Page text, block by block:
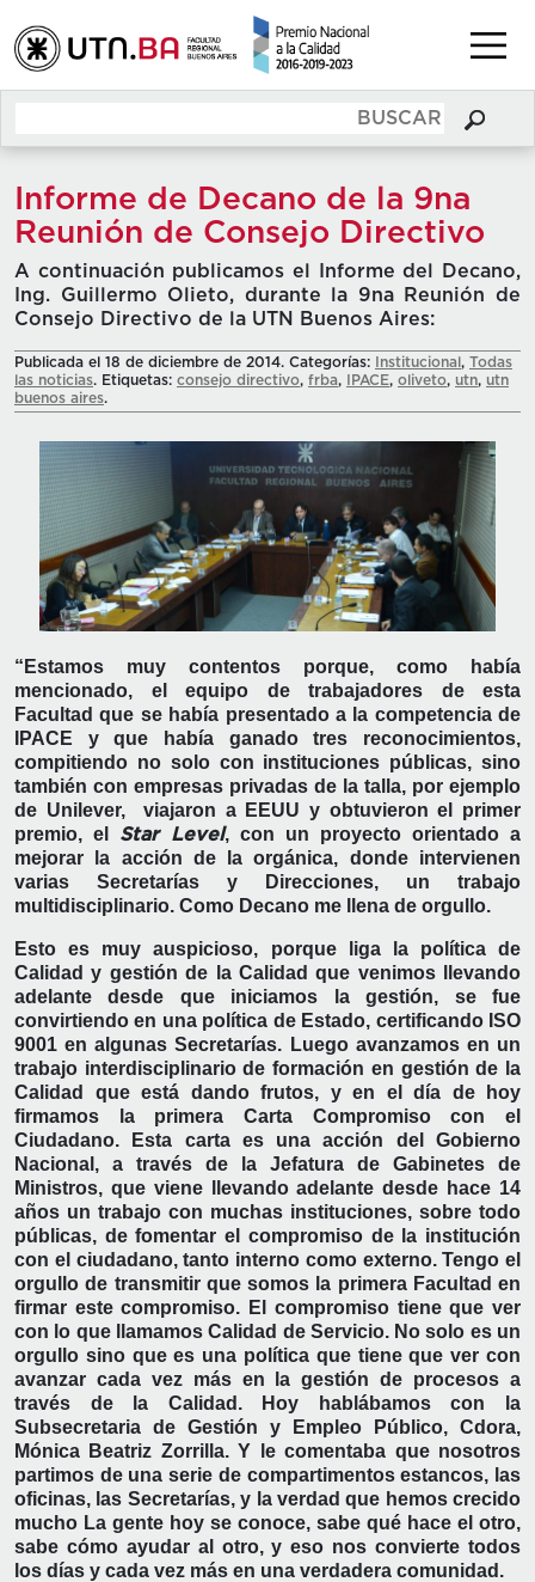
Informe de Decano de la 9na
Reunión de Consejo Directivo
A continuación publicamos el Informe del Decano,
Ing. Guillermo Olieto, durante la 9na Reunión de
Consejo Directivo de la UTN Buenos Aires:
Publicada el 18 de diciembre de 2014. Categorías: Institucional , Todas
las noticias. Etiquetas: consejo directivo, frba, IPACE, oliveto, utn, utn
buenos aires.
“Estamos muy contentos porque, como había
mencionado, el equipo de trabajadores de esta
Facultad que se había presentado a la competencia de
IPACE y que había ganado tres reconocimientos,
compitiendo no solo con instituciones públicas, sino
también con empresas privadas de la talla, por ejemplo
de Unilever, viajaron a EEUU y obtuvieron el primer
premio, el Star Level, con un proyecto orientado a
mejorar la acción de la orgánica, donde intervienen
varias Secretarías y Direcciones, un trabajo
multidisciplinario. Como Decano me llena de orgullo.
Esto es muy auspicioso, porque liga la política de
Calidad y gestión de la Calidad que venimos llevando
adelante desde que iniciamos la gestión, se fue
convirtiendo en una política de Estado, certificando ISO
9001 en algunas Secretarías. Luego avanzamos en un
trabajo interdisciplinario de formación en gestión de la
Calidad que está dando frutos, y en el día de hoy
firmamos la primera Carta Compromiso con el
Ciudadano. Esta carta es una acción del Gobierno
Nacional, a través de la Jefatura de Gabinetes de
Ministros, que viene llevando adelante desde hace 14
años un trabajo con muchas instituciones, sobre todo
públicas, de fomentar el compromiso de la institución
con el ciudadano, tanto interno como externo. Tengo el
orgullo de transmitir que somos la primera Facultad en
firmar este compromiso. El compromiso tiene que ver
con lo que llamamos Calidad de Servicio. No solo es un
orgullo sino que es una política que tiene que ver con
avanzar cada vez más en la gestión de procesos a
través de la Calidad. Hoy hablábamos con la
Subsecretaria de Gestión y Empleo Público, Cdora,
Mónica Beatriz Zorrilla. Y le comentaba que nosotros
partimos de una serie de compartimentos estancos, las
oficinas, las Secretarías, y la verdad que hemos crecido
mucho La gente hoy se conoce, sabe qué hace el otro,
sabe cómo ayudar al otro, y eso nos convierte todos
los días y cada vez más en una verdadera comunidad.